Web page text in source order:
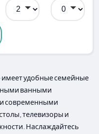
удобные семейные
ванными
современными
телевизоры и
Наслаждайтесь